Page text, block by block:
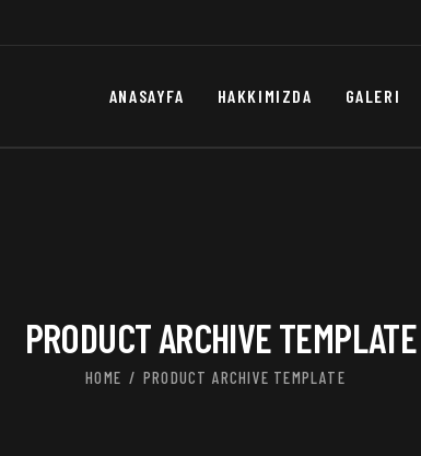
ANASAYFA HAKKIMIZDA GALERI
PRODUCT ARCHIVE TEMPLATE
HOME PRODUCT ARCHIVE TEMPLATE